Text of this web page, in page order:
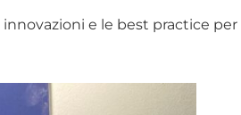
e le best practice